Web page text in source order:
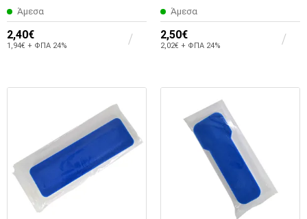
Άμεσα
2,40€
1,94€ + ΦΠΑ 24%
Άμεσα
2,50€
2,02€ + ΦΠΑ 24%